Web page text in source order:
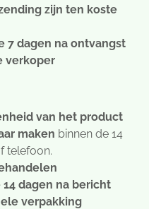
zijn ten koste
7 dagen na ontvangst
verkoper
van het product
maken binnen de 14
telefoon.
dagen na bericht
verpakking